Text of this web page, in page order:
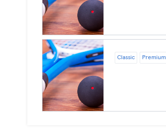
Classic Premium